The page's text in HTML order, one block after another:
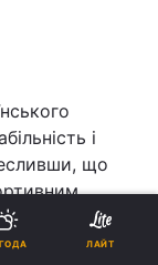
і
що
ЛАЙТ